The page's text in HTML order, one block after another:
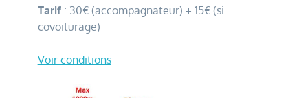
Tarif: 30€ (accompagnateur) + 15€ (si
covoiturage)
Voir conditions